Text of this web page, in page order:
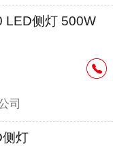
LED侧灯 500W
司
灯